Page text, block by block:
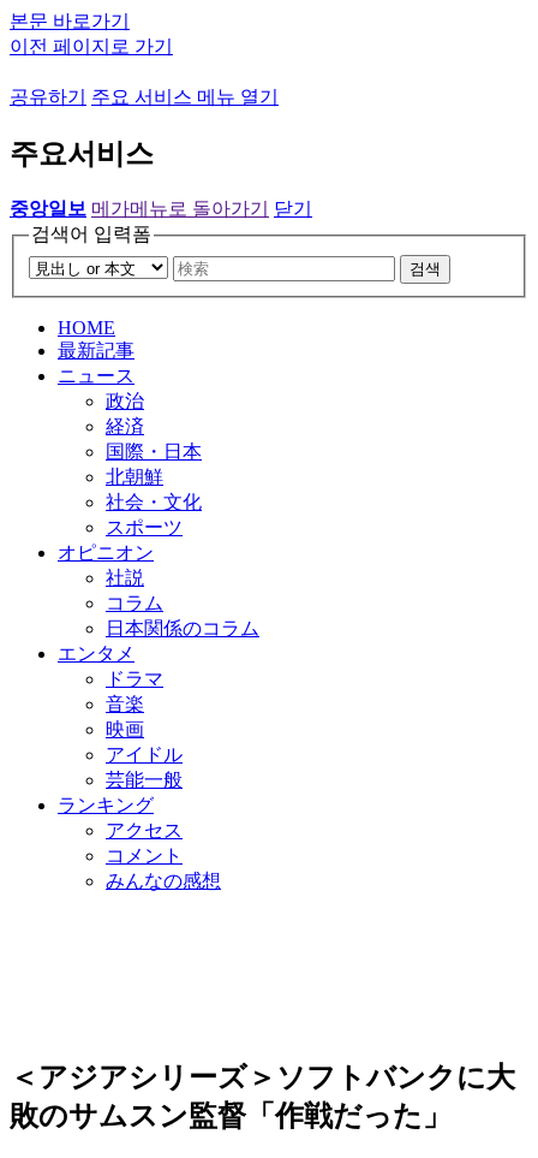
본문 바로가기
이전 페이지로 가기
공유하기 주요 서비스 메뉴 열기
주요서비스
중앙일보 메가메뉴로 돌아가기
닫기
검색어 입력폼
검색
HOME
最新記事
ニュース
政治
経済
国際・日本
北朝鮮
社会・文化
スポーツ
オピニオン
社説
コラム
日本関係のコラム
エンタメ
ドラマ
音楽
映画
アイドル
芸能一般
ランキング
アクセス
コメント
みんなの感想
＜アジアシリーズ＞ソフトバンクに大
敗のサムスン監督「作戦だった」